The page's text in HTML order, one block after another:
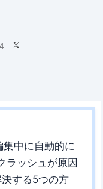

中に自動的に
ラッシュが原因
する5つの方